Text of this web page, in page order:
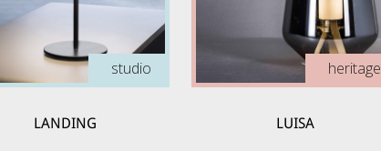
studio
LANDING
heritage
LUISA